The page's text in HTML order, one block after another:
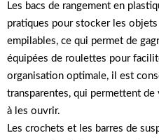
Les bacs de rangement en
pratiques pour stocker les
empilables, ce qui permet de
équipées de roulettes pour
organisation optimale, il est
transparentes, qui permettent
à les ouvrir.
Les crochets et les barres de